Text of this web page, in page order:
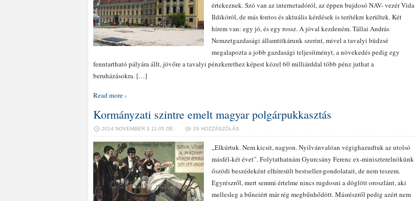
értekeznek. Szó van az internetadóról, az éppen bujdosó NAV- vezér Vida
Ildikóról, de más fontos és aktuális kérdések is terítékre kerültek. Két
hírem van: egy jó, és egy rossz. A jóval kezdeném. Tállai András
Nemzetgazdasági államtitkárunk szerint, mivel a tavalyi büdzsé
megalapozta a jobb gazdasági teljesítményt, a növekedés pedig egy
fenntartható pályára állt, jövőre a tavalyi pénzkerethez képest közel 60 milliárddal több pénz juthat a
beruházásokra. […]
Read more ›
Kormányzati szintre emelt magyar polgárpukkasztás
2014 NOVEMBER 3 11:05 DE. 29 HOZZÁSZÓLÁS
„Elkúrtuk. Nem kicsit, nagyon. Nyilvánvalóan végighazudtuk az utolsó
másfél-két évet”. Folytathatnám Gyurcsány Ferenc ex-miniszterelnökünk
őszödi beszédeként elhíresült bestseller-gondolatait, de nem teszem.
Egyrészről, mert semmi értelme nincs rugdosni a döglött oroszlánt, aki
mellesleg a bűneiért már rég megbűnhődött. Másrészről pedig azért nem